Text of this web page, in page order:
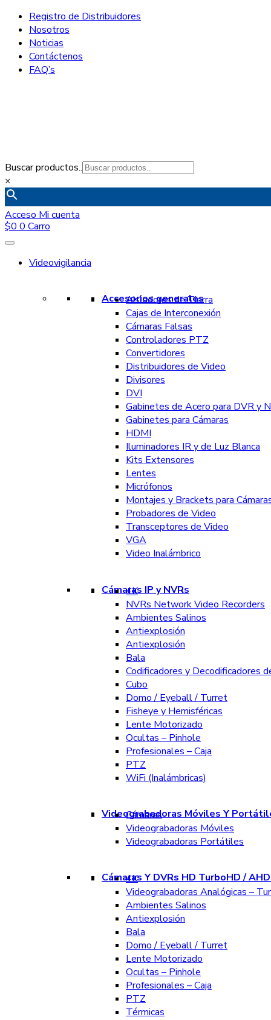
Registro de Distribuidores
Nosotros
Noticias
Contáctenos
FAQ’s
Buscar productos..
×
Acceso Mi cuenta
$0 0 Carro
Videovigilancia
Accesorios generales
Aisladores de Tierra
Cajas de Interconexión
Cámaras Falsas
Controladores PTZ
Convertidores
Distribuidores de Video
Divisores
DVI
Gabinetes de Acero para DVR y
Gabinetes para Cámaras
HDMI
Iluminadores IR y de Luz Blanca
Kits Extensores
Lentes
Micrófonos
Montajes y Brackets para
Probadores de Video
Transceptores de Video
VGA
Video Inalámbrico
Cámaras IP y NVRs
4K
NVRs Network Video Recorders
Ambientes Salinos
Antiexplosión
Antiexplosión
Bala
Codificadores y Decodificadores
Cubo
Domo / Eyeball / Turret
Fisheye y Hemisféricas
Lente Motorizado
Ocultas – Pinhole
Profesionales – Caja
PTZ
WiFi (Inalámbricas)
Videograbadoras Móviles Y
Cámaras
Videograbadoras Móviles
Videograbadoras Portátiles
Cámaras Y DVRs HD TurboHD /
4K
Videograbadoras Analógicas –
Ambientes Salinos
Antiexplosión
Bala
Domo / Eyeball / Turret
Lente Motorizado
Ocultas – Pinhole
Profesionales – Caja
PTZ
Térmicas